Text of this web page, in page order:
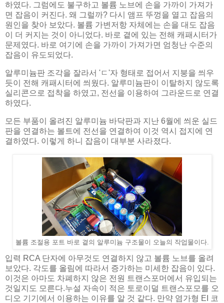
하였다. 그럼에도 불구하고 볼륨 노브에 손을 가까이 가져가
면 잡음이 커진다. 왜 그럴까? 다시 앰프 뚜껑을 열고 잡음의
원인을 찾아 보았다. 볼륨 가변저항 자체에는 손을 대도 잡음
이 더 커지는 것이 아니었다. 바로 곁에 있는 전해 캐패시터가
문제였다. 바로 여기에 손을 가까이 가져가면 엄청난 수준의
잡음이 유도되었다.
알루미늄판 조각을 잘라서 'ㄷ'자 형태로 접어서 지붕을 씌우
듯이 전해 캐패시터에 씌웠다. 알루미늄판이 이탈하지 않도록
실리콘으로 접착을 하였고, 전선을 이용하여 그라운드로 연결
하였다.
모든 부품이 올려진 알루미늄 바닥판과 지난 6월에 씌운 실드
판을 연결하는 볼트에 전선을 연결하여 이것 역시 접지에 연
결하였다. 이렇게 하니 잡음이 대부분 사라졌다.
볼륨 조절용 포트 바로 곁의 알루미늄 구조물이 오늘의 작업물이다.
입력 RCA 단자에 아무것도 연결하지 않고 볼륨 노브를 올려
보았다. 각도를 올림에 따라서 증가하는 미세한 잡음이 있다.
이것은 아마도 차폐하지 않은 전원 트랜스포머에서 유입되는
것일지도 모른다.누설 자속이 적은 토로이덜 트랜스포모를 오
디오 기기에서 이용하는 이유를 알 것 같다. 만약 염가형 EI 코